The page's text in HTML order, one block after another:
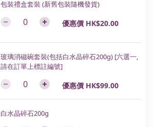
包裝禮盒套裝 (新舊包裝隨機發貨)
優惠價 HK$20.00
玻璃消磁碗套裝(包括白水晶碎石200g) [六選一,
請在訂單上標註編號]
優惠價 HK$99.00
白水晶碎石200g